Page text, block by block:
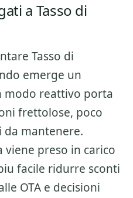
a Tasso di
Tasso di
emerge un
modo reattivo porta
frettolose, poco
mantenere.
viene preso in carico
facile ridurre sconti
OTA e decisioni